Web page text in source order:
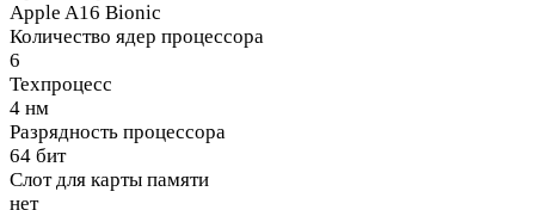
Apple A16 Bionic
Количество ядер процессора
6
Техпроцесс
4 нм
Разрядность процессора
64 бит
Слот для карты памяти
нет